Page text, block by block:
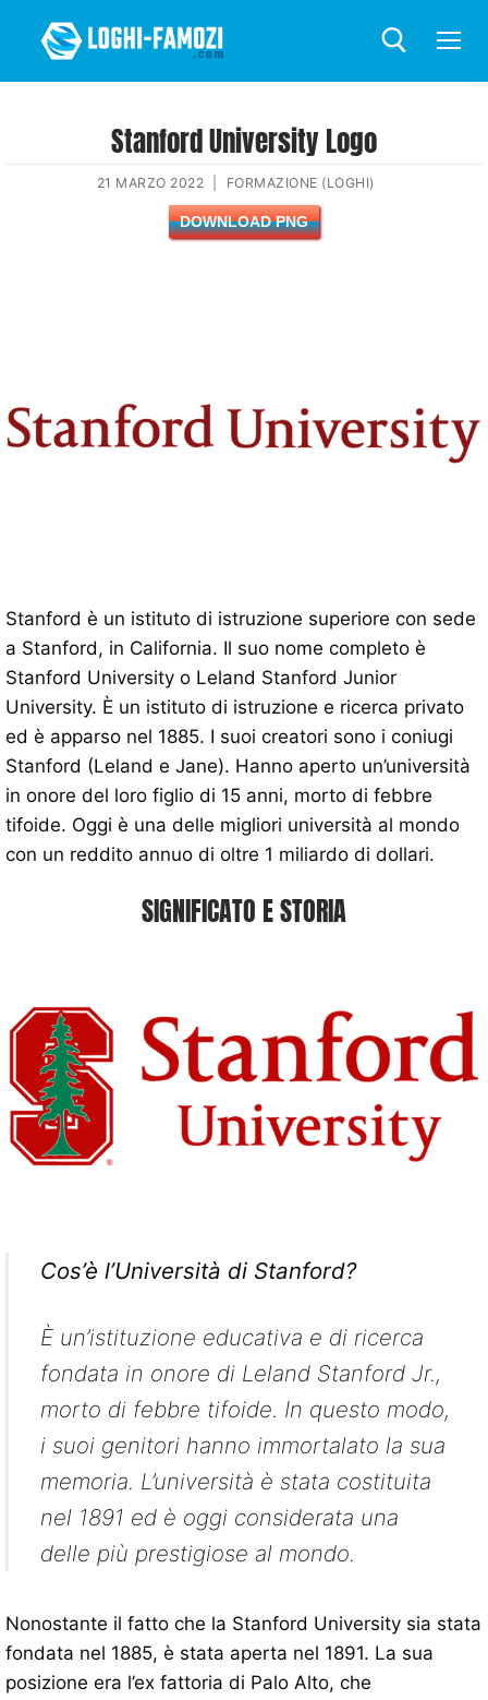
Stanford University Logo
21 MARZO 2022 FORMAZIONE (LOGHI)
DOWNLOAD PNG
Stanford è un istituto di istruzione superiore con sede
a Stanford, in California. Il suo nome completo è
Stanford University o Leland Stanford Junior
University. È un istituto di istruzione e ricerca privato
ed è apparso nel 1885. I suoi creatori sono i coniugi
Stanford (Leland e Jane). Hanno aperto un’università
in onore del loro figlio di 15 anni, morto di febbre
tifoide. Oggi è una delle migliori università al mondo
con un reddito annuo di oltre 1 miliardo di dollari.
SIGNIFICATO E STORIA
Cos’è l’Università di Stanford?
È un’istituzione educativa e di ricerca
fondata in onore di Leland Stanford Jr.,
morto di febbre tifoide. In questo modo,
i suoi genitori hanno immortalato la sua
memoria. L’università è stata costituita
nel 1891 ed è oggi considerata una
delle più prestigiose al mondo.
Nonostante il fatto che la Stanford University sia stata
fondata nel 1885, è stata aperta nel 1891. La sua
posizione era l’ex fattoria di Palo Alto, che